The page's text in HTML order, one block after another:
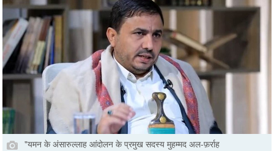
"यमन के अंसारुल्लाह आंदोलन के प्रमुख सदस्य मुहम्मद अल-फ़र्राह